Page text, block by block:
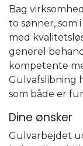
Bag
to sønner, som
med
generel
kompetente
Gulvafslibning
som både er
​Dine ønsker
Gulvarbejdet